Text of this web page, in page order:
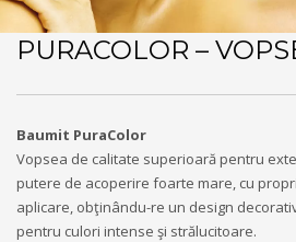
PURACOLOR –
Baumit PuraColor
Vopsea de calitate superioară pentru
putere de acoperire foarte mare, cu
aplicare, obţinându-re un design
pentru culori intense şi strălucitoare.